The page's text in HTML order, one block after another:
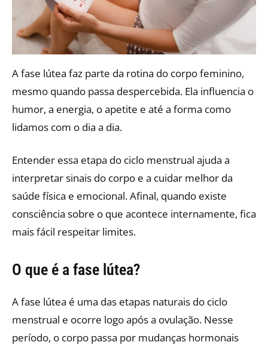
A fase lútea faz parte da rotina do corpo feminino,
mesmo quando passa despercebida. Ela influencia o
humor, a energia, o apetite e até a forma como
lidamos com o dia a dia.
Entender essa etapa do ciclo menstrual ajuda a
interpretar sinais do corpo e a cuidar melhor da
saúde física e emocional. Afinal, quando existe
consciência sobre o que acontece internamente, fica
mais fácil respeitar limites.
O que é a fase lútea?
A fase lútea é uma das etapas naturais do ciclo
menstrual e ocorre logo após a ovulação. Nesse
período, o corpo passa por mudanças hormonais